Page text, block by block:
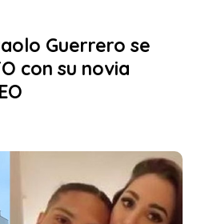
Guerrero se
con su novia